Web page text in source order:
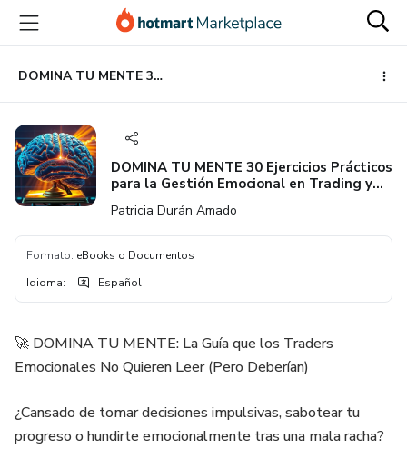
principal
página
de
página
DOMINA TU MENTE 30 Ejercicios Prácticos para la Gestión Emocional en Trading y Vida Personal
DOMINA TU MENTE 30 Ejercicios Prácticos
para la Gestión Emocional en Trading y
Vida Personal
Patricia Durán Amado
Formato: eBooks o Documentos
Idioma: Español
🚀 DOMINA TU MENTE: La Guía que los Traders
Emocionales No Quieren Leer (Pero Deberían)
¿Cansado de tomar decisiones impulsivas, sabotear tu
progreso o hundirte emocionalmente tras una mala racha?